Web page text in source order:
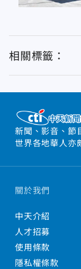
相關標籤：
新聞、影音、節
世界各地華人亦
關於我們
中天介紹
人才招募
使用條款
隱私權條款